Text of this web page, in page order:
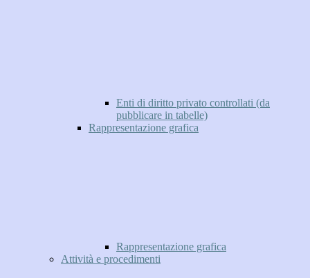
Enti di diritto privato controllati (da
pubblicare in tabelle)
Rappresentazione grafica
Rappresentazione grafica
Attività e procedimenti